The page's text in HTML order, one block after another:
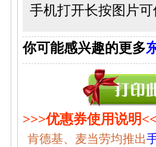
手机打开长按图片可
你可能感兴趣的更多
>>>优惠券使用说明
肯德基、麦当劳均推出